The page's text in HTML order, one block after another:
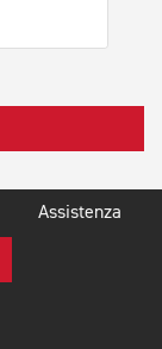
Assistenza